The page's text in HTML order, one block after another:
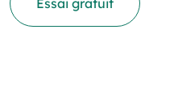
Essai gratuit